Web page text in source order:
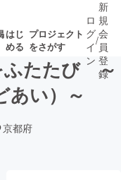
はじ
める
プロジェクト
をさがす
了が近いプ
クト
ロ
グ
イ
ン
/
新
規
会
員
登
録
ふたたび ～
あい）～
京都府